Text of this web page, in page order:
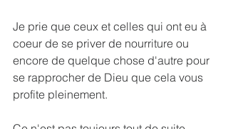
Je prie que ceux et celles qui ont eu à
coeur de se priver de nourriture ou
encore de quelque chose d'autre pour
se rapprocher de Dieu que cela vous
profite pleinement.